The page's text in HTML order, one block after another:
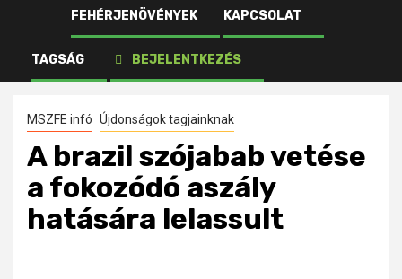
FEHÉRJENÖVÉNYEK KAPCSOLAT
TAGSÁG BEJELENTKEZÉS
Kezdőlap
Újdonságok tagjainknak
lelassult
MSZFE infó Újdonságok tagjainknak
A brazil szójabab vetése
a fokozódó aszály
hatására lelassult